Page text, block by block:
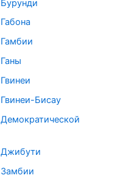
Бисау
Джибути